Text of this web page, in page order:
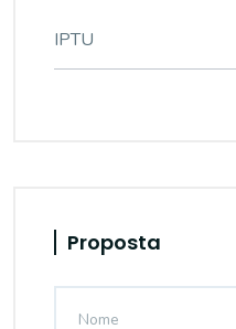
IPTU
Proposta